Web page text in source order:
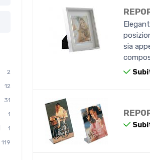
2
12
31
1
1
119
sia